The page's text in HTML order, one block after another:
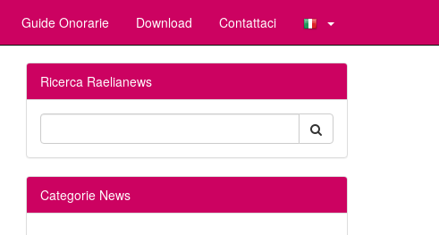
Guide Onorarie Download Contattaci
Ricerca Raelianews
Categorie News